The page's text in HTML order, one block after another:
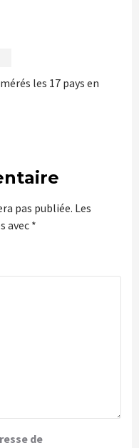
les 17 pays en
pas publiée. Les
avec *
de